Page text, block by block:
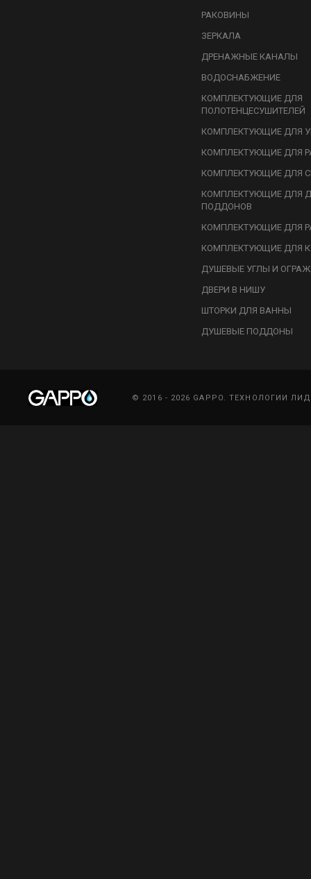
РАКОВИНЫ
ЗЕРКАЛА
ДРЕНАЖНЫЕ КАНАЛЫ
ВОДОСНАБЖЕНИЕ
КОМПЛЕКТУЮЩИЕ ДЛЯ
ПОЛОТЕНЦЕСУШИТЕЛЕЙ
КОМПЛЕКТУЮЩИЕ ДЛЯ
КОМПЛЕКТУЮЩИЕ ДЛЯ
КОМПЛЕКТУЮЩИЕ ДЛЯ
КОМПЛЕКТУЮЩИЕ ДЛЯ
ПОДДОНОВ
КОМПЛЕКТУЮЩИЕ ДЛЯ
КОМПЛЕКТУЮЩИЕ ДЛЯ
ДУШЕВЫЕ УГЛЫ И
ДВЕРИ В НИШУ
ШТОРКИ ДЛЯ ВАННЫ
ДУШЕВЫЕ ПОДДОНЫ
© 2016 - 2026 GAPPO. ТЕХНОЛОГИИ